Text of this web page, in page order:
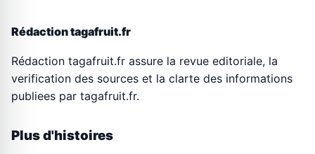
Rédaction tagafruit.fr
Rédaction tagafruit.fr assure la revue editoriale, la
verification des sources et la clarte des informations
publiees par tagafruit.fr.
Plus d'histoires